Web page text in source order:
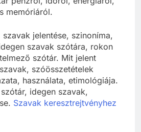
memóriáról.
jelentése, szinoníma,
szavak szótára, rokon
szótár. Mit jelent
szóösszetételek
használata, etimológiája.
idegen szavak,
Szavak keresztrejtvényhez